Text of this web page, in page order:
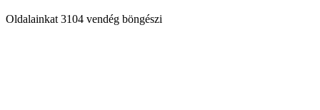
Oldalainkat 3104 vendég böngészi